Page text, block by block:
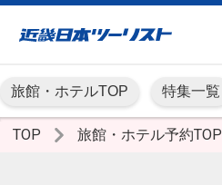
旅館・ホテルTOP 特集一覧
TOP 旅館・ホテル予約TOP